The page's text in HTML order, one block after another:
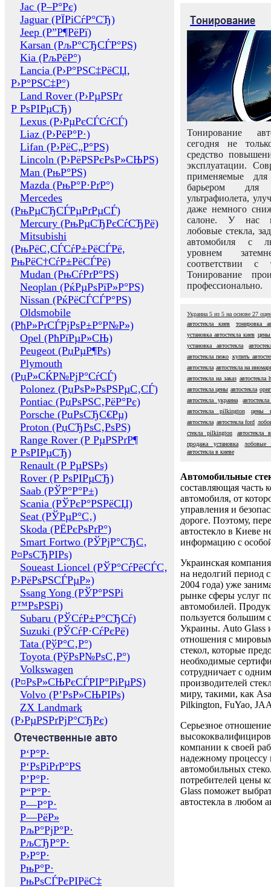
Jac (Р–Р°Рє)
Jaguar (РЇРіСѓР°СЂ)
Jeep (Р”Р¶РёРї)
Karsan (РљР°СЂСЃР°РЅ)
Kia (РљРёР°)
Lancia (Р›Р°РЅС‡РёСЏ,
Р›Р°РЅС‡Р°)
Land Rover (Р›РµРЅРґ
Р РѕРІРµСЂ)
Lexus (Р›РµРєСЃСѓСЃ)
Liaz (Р›РёР°Р·)
Lifan (Р›РёС„Р°РЅ)
Lincoln (Р›РёРЅРєРѕР»СЊРЅ)
Man (РњР°РЅ)
Mazda (РњР°Р·РґР°)
Mercedes
(РњРµСЂСЃРµРґРµСЃ)
Mercury (РњРµСЂРєСѓСЂРё)
Mitsubishi
(РњРёС‚СЃСѓР±РёСЃРё,
РњРёС†СѓР±РёСЃРё)
Mudan (РњСѓРґР°РЅ)
Neoplan (РќРµРѕРїР»Р°РЅ)
Nissan (РќРёСЃСЃР°РЅ)
Oldsmobile
(РћР»РґСЃРјРѕР±Р°Р№Р»)
Opel (РћРїРµР»СЊ)
Peugeot (РџРµР¶Рѕ)
Plymouth
(РџР»СЌР№РјР°СѓСЃ)
Polonez (РџРѕР»РѕРЅРµС‚СЃ)
Pontiac (РџРѕРЅС‚РёР°Рє)
Porsche (РџРѕСЂС€Рµ)
Proton (РџСЂРѕС‚РѕРЅ)
Range Rover (Р РµРЅРґР¶
Р РѕРІРµСЂ)
Renault (Р РµРЅРѕ)
Rover (Р РѕРІРµСЂ)
Saab (РЎР°Р°Р±)
Scania (РЎРєР°РЅРёСЏ)
Seat (РЎРµР°С‚)
Skoda (РЁРєРѕРґР°)
Smart Fortwo (РЎРјР°СЂС‚
Р¤РѕСЂРІРѕ)
Soueast Lioncel (РЎР°СѓРёСЃС‚
Р›РёРѕРЅСЃРµР»)
Ssang Yong (РЎР°РЅРі
Р™РѕРЅРі)
Subaru (РЎСѓР±Р°СЂСѓ)
Suzuki (РЎСѓР·СѓРєРё)
Tata (РўР°С‚Р°)
Toyota (РўРѕР№РѕС‚Р°)
Volkswagen
(Р¤РѕР»СЊРєСЃРІР°РіРµРЅ)
Volvo (Р’РѕР»СЊРІРѕ)
ZX Landmark
(Р›РµРЅРґРјР°СЂРє)
Отечественные авто
Р‘Р°Р·
Р‘РѕРіРґР°РЅ
Р’Р°Р·
Р“Р°Р·
Р—Р°Р·
Р—РёР»
РљР°РјР°Р·
РљСЂР°Р·
Р›Р°Р·
РњР°Р·
РњРѕСЃРєРІРёС‡
Тонирование
Тонирование
сегодня не
средство
эксплуатации.
применяемые
барьером для
ультрафиолета,
даже немного
салоне. У нас
лобовые стекла,
автомобиля с
уровнем
соответствии с
Тонирование
профессионально.
Украина 5 из 5 на основе 27
автостекла киев
тонировка
установка автостекла киев цены
установка автостекла
автостекла пежо купить
автостекла автостекла на
автостекла на заказ автостекла
автостекла цены автостекла
автостекла украина
автостекла pilkington
цены
автостекла автостекла ford
стекла pilkington
автостекла
продажа установка
лобовые
автостекла в киеве
Автомобильные
составляющая часть
автомобиля, от
управления и
дороге. Поэтому,
автостекло в Киеве
информацию с
Украинская
на недолгий период
2004 года) уже
рынке сферы услуг
автомобилей.
пользуется большим
Украины. Auto Glass
отношения с
стекол, которые
необходимые
сотрудничает с
производителей
миру, такими, как
Pilkington, FuYao,
Серьезное отношение
компании к своей
надежному процессу
автомобильных
потребителей цены
Glass поможет
автостекла в любом